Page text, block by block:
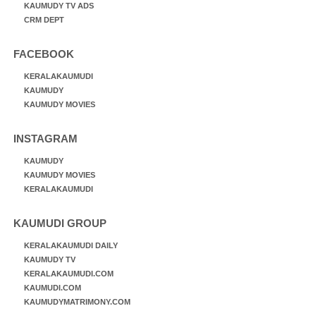
KAUMUDY TV ADS
CRM DEPT
FACEBOOK
KERALAKAUMUDI
KAUMUDY
KAUMUDY MOVIES
INSTAGRAM
KAUMUDY
KAUMUDY MOVIES
KERALAKAUMUDI
KAUMUDI GROUP
KERALAKAUMUDI DAILY
KAUMUDY TV
KERALAKAUMUDI.COM
KAUMUDI.COM
KAUMUDYMATRIMONY.COM